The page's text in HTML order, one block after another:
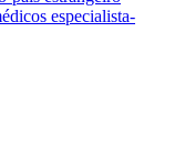
especialista-